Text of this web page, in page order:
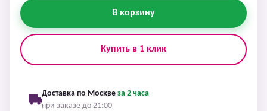
В корзину
Купить в 1 клик
Доставка по Москве за 2 часа
при заказе до 21:00